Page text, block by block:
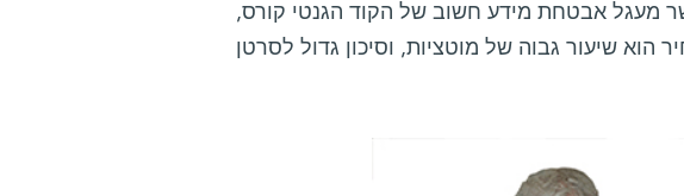
מעגל אבטחת מידע חשוב של הקוד הגנטי קורס,